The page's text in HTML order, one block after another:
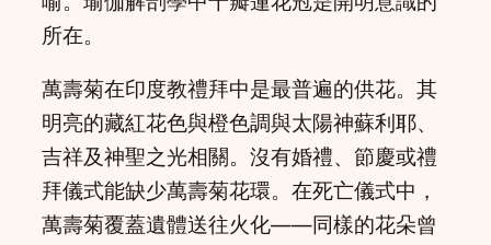
所在。
萬壽菊在印度教禮拜中是最普遍的供花。其
明亮的藏紅花色與橙色調與太陽神蘇利耶、
吉祥及神聖之光相關。沒有婚禮、節慶或禮
拜儀式能缺少萬壽菊花環。在死亡儀式中，
萬壽菊覆蓋遺體送往火化——同樣的花朵曾